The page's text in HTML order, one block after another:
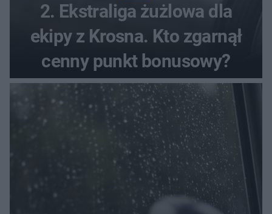
2. Ekstraliga żużlowa dla
ekipy z Krosna. Kto zgarnął
cenny punkt bonusowy?